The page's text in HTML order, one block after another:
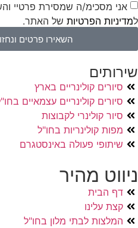
אני מסכימ/ה שמסירת פרטיי
למדיניות הפרטיות של האתר.
השאירו פרטים
שירותים
סיורים קולינריים בארץ
סיורים קולינריים עצמאיים
סיור קולינרי לקבוצות
מפות קולינריות בחו"ל
שיתופי פעולה באינסטגרם
ניווט מהיר
דף הבית
קצת עלינו
המלצות לבתי מלון בחו"ל